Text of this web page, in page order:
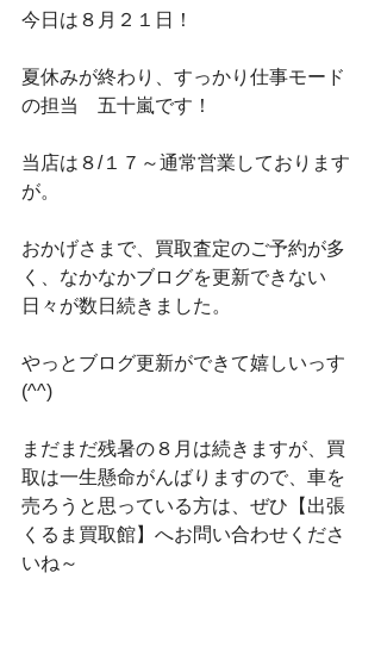
今日は８月２１日！
夏休みが終わり、すっかり仕事モード
の担当　五十嵐です！
当店は８/１７～通常営業しております
が。
おかげさまで、買取査定のご予約が多
く、なかなかブログを更新できない
日々が数日続きました。
やっとブログ更新ができて嬉しいっす
(^^)
まだまだ残暑の８月は続きますが、買
取は一生懸命がんばりますので、車を
売ろうと思っている方は、ぜひ【出張
くるま買取館】へお問い合わせくださ
いね～